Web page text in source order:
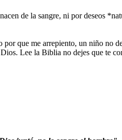
de la sangre, ni por deseos
que me arrepiento, un niño no
Lee la Biblia no dejes que te